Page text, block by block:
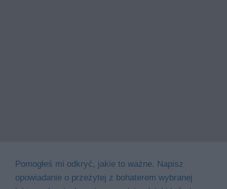
Pomogłeś mi odkryć, jakie to ważne. Napisz
opowiadanie o przeżytej z bohaterem wybranej